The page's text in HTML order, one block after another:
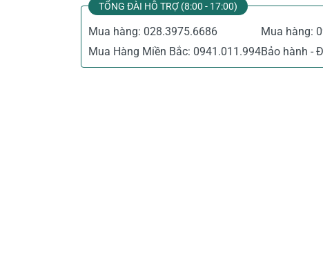
TỔNG ĐÀI HỖ TRỢ (8:00 - 17:00)
Mua hàng: 028.3975.6686 Mua hàng:
Mua Hàng Miền Bắc: 0941.011.994Bảo hành -